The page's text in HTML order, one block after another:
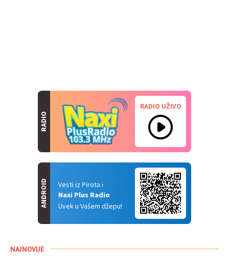
RADIO
RADIO UŽIVO
Vesti iz Pirota i
Naxi Plus Radio
Uvek u Vašem džepu!
ANDROID
NAJNOVIJE